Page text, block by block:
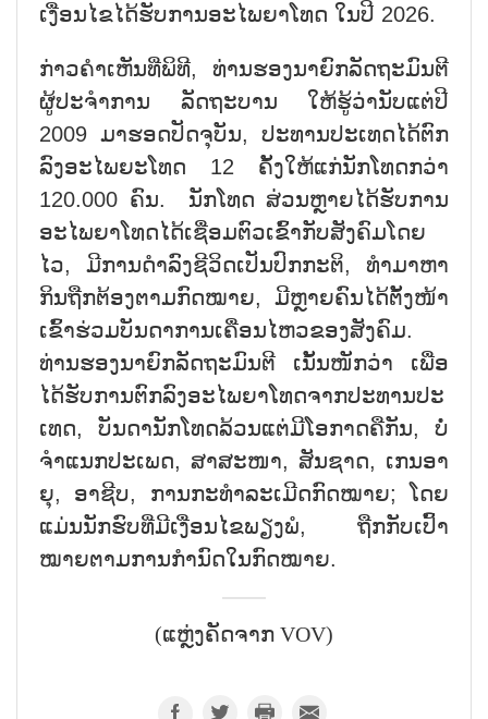
ເງື່ອນ​ໄຂ​ໄດ້​ຮັບ​ການ​ອະ​ໄພ​ຍາ​ໂທດ ໃນ​ປີ 2026.
ກ່າວ​ຄຳ​ເຫັນ​ທີ່​ພິ​ທີ, ທ່ານ​ຮອງ​ນາ​ຍົກ​ລັດ​ຖະ​ມົນ​ຕີ
ຜູ້​ປະ​ຈຳ​ການ ລັດ​ຖະ​ບານ ໃຫ້​ຮູ້​ວ່າ​ນັບ​ແຕ່​ປີ
2009 ມາ​ຮອດ​ປັດ​ຈຸ​ບັນ, ປະ​ທານ​ປະ​ເທດ​ໄດ້​​ຕົກ​
ລົງ​ອະ​ໄພ​​ຍະ​ໂທດ​ 12 ຄັ້ງ​ໃຫ້​ແກ່​ນັກ​ໂທດກວ່າ
120.000 ຄົນ. ​ ​ນັກ​ໂທດ ສ່ວນຫຼາຍ​ໄດ້​ຮັບ​ການ​
ອະ​ໄພ​ຍາ​ໂທດ​ໄດ້​ເຊື່ອມ​ຕົວ​ເຂົ້າ​ກັບ​ສັງ​ຄົມ​ໂດຍ​
ໄວ, ມີ​ການ​ດຳ​ລົງ​ຊີ​ວິດ​ເປັນ​ປົກ​ກະ​ຕິ, ທຳ​ມາ​ຫາ​
ກິນ​ຖືກ​ຕ້ອງ​ຕາມ​ກົດ​ໝາຍ, ມີຫຼາຍ​ຄົນ​ໄດ້​ຕັ້ງ​ໜ້າ​
ເຂົ້າ​ຮ່ວມ​ບັນ​ດາ​ການ​ເຄື່ອ​ນ​ໄຫວ​ຂອງ​ສັງ​ຄົມ.
ທ່ານ​ຮອງ​ນາ​ຍົກ​ລັດ​ຖະ​ມົນ​ຕີ ເນັ້ນ​ໜັກ​ວ່າ ເພື່ອ​
ໄດ້​ຮັບ​ການຕົກ​ລົງ​ອະ​ໄພ​ຍາ​ໂທດ​ຈາກ​ປະ​ທານ​ປະ​
ເທດ, ບັນ​ດາ​ນັກ​ໂທດ​ລ້ວນ​ແຕ່​ມີ​ໂອ​ກາດ​ຄື​ກັນ, ບໍ່​
ຈຳ​ແນກ​ປະ​ເພດ, ສາ​ສະ​ໜາ, ສັນ​ຊາດ, ເກນ​ອາ​
ຍຸ, ອາ​ຊີບ, ການ​ກະ​ທຳ​ລະ​ເມີດ​ກົດ​ໝາຍ; ໂດຍ​
ແມ່ນ​ນັກ​ຮົບ​ທີ່​ມີ​ເງື່ອນ​ໄຂ​ພຽງ​ພໍ, ຖືກ​ກັບ​ເປົ້າ​
ໝາຍ​​ຕາມ​ການ​ກຳ​ນົດ​ໃນ​ກົດ​ໝາຍ​.
(ແຫຼ່ງຄັດຈາກ VOV)